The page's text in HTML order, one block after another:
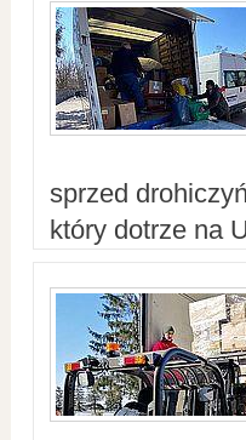
sprzed
który dotrze na